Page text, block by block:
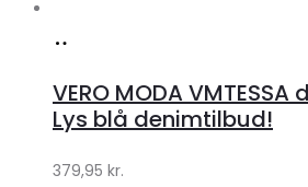
Klædeskabet.dk
VERO MODA
Lys blå denimtilbud!
379,95 kr.